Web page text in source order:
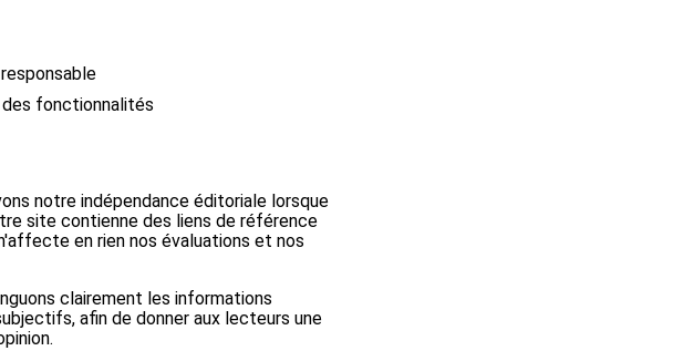
fonctionnalités
notre indépendance éditoriale lorsque
site contienne des liens de référence
en rien nos évaluations et nos
clairement les informations
afin de donner aux lecteurs une